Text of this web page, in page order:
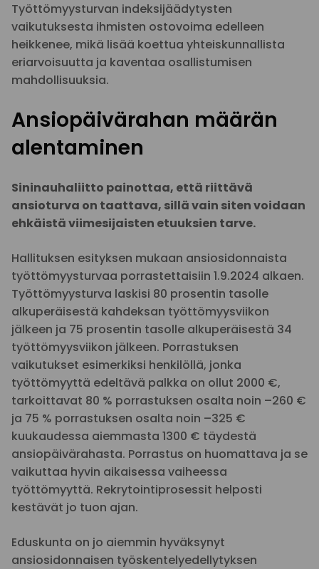
Työttömyysturvan indeksijäädytysten
vaikutuksesta ihmisten ostovoima edelleen
heikkenee, mikä lisää koettua yhteiskunnallista
eriarvoisuutta ja kaventaa osallistumisen
mahdollisuuksia.
Ansiopäivärahan määrän
alentaminen
Sininauhaliitto painottaa, että riittävä
ansioturva on taattava, sillä vain siten voidaan
ehkäistä viimesijaisten etuuksien tarve.
Hallituksen esityksen mukaan ansiosidonnaista
työttömyysturvaa porrastettaisiin 1.9.2024 alkaen.
Työttömyysturva laskisi 80 prosentin tasolle
alkuperäisestä kahdeksan työttömyysviikon
jälkeen ja 75 prosentin tasolle alkuperäisestä 34
työttömyysviikon jälkeen. Porrastuksen
vaikutukset esimerkiksi henkilöllä, jonka
työttömyyttä edeltävä palkka on ollut 2000 €,
tarkoittavat 80 % porrastuksen osalta noin –260 €
ja 75 % porrastuksen osalta noin –325 €
kuukaudessa aiemmasta 1300 € täydestä
ansiopäivärahasta. Porrastus on huomattava ja se
vaikuttaa hyvin aikaisessa vaiheessa
työttömyyttä. Rekrytointiprosessit helposti
kestävät jo tuon ajan.
Eduskunta on jo aiemmin hyväksynyt
ansiosidonnaisen työskentelyedellytyksen